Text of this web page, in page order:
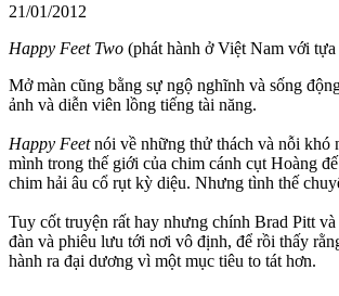
21/01/2012
Happy Feet Two (phát hành ở Việt Nam với tựa
Mở màn cũng bằng sự ngộ nghĩnh và sống
ảnh và diễn viên lồng tiếng tài năng.
Happy Feetnói về những thử thách và nỗi khó
mình trong thế giới của chim cánh cụt Hoàng
chim hải âu cổ rụt kỳ diệu. Nhưng tình thế
Tuy cốt truyện rất hay nhưng chính Brad Pitt
đàn và phiêu lưu tới nơi vô định, để rồi thấy
hành ra đại dương vì một mục tiêu to tát hơn.